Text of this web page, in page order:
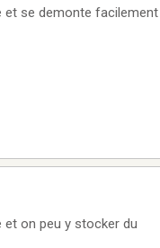
et se demonte facilement
et on peu y stocker du